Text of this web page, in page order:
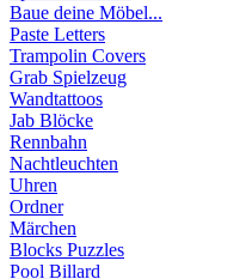
Baue deine Möbel...
Paste Letters
Trampolin Covers
Grab Spielzeug
Wandtattoos
Jab Blöcke
Rennbahn
Nachtleuchten
Uhren
Ordner
Märchen
Blocks Puzzles
Pool Billard